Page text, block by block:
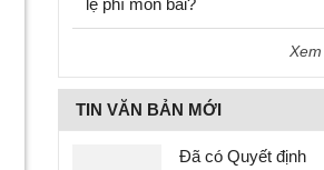
lệ phí môn bài?
TIN VĂN BẢN MỚI
Đã có Quyết định